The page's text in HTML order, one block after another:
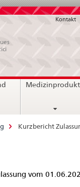
Kontakt
Kurzbericht
vom